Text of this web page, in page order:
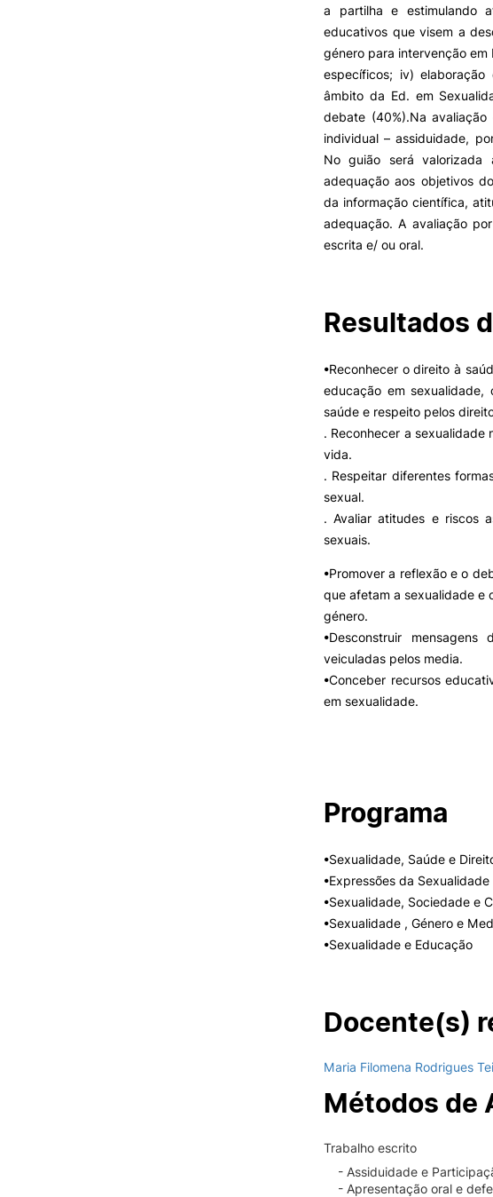
Razões para escolher a
Oliveira do Hospital
Associações de Estudantes
i2A
Podcast “Quintas Académicas
com Alumni”
Cartão Alumni
Oferta Formativa
a partilha e estimulando
educativos que visem a
género para intervenção
específicos; iv)
âmbito da Ed. em
debate (40%).Na
individual – assiduidade,
No guião será valorizada
adequação aos objetivos
da informação científica,
adequação. A avaliação
escrita e/ ou oral.
Resultados
•Reconhecer o direito à
educação em
saúde e respeito pelos
. Reconhecer a sexualidade
vida.
. Respeitar diferentes
sexual.
. Avaliar atitudes e riscos
sexuais.
•Promover a reflexão e o
que afetam a sexualidade e
género.
•Desconstruir
veiculadas pelos media.
•Conceber recursos
em sexualidade.
Programa
•Sexualidade, Saúde e
•Expressões da Sexualidade
•Sexualidade, Sociedade e
•Sexualidade , Género e
•Sexualidade e Educação
Docente(s)
Maria Filomena Rodrigues
Métodos de
Trabalho escrito
- Assiduidade e
- Apresentação oral e